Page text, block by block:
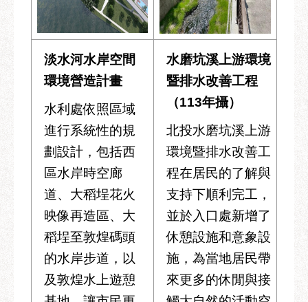
淡水河水岸空間
環境營造計畫
水利處依照區域
進行系統性的規
劃設計，包括西
區水岸時空廊
道、大稻埕花火
映像再造區、大
稻埕至敦煌碼頭
的水岸步道，以
及敦煌水上遊憩
水磨坑溪上游環境
暨排水改善工程
（113年攝）
北投水磨坑溪上游
環境暨排水改善工
程在居民的了解與
支持下順利完工，
並於入口處新增了
休憩設施和意象設
施，為當地居民帶
來更多的休閒與接